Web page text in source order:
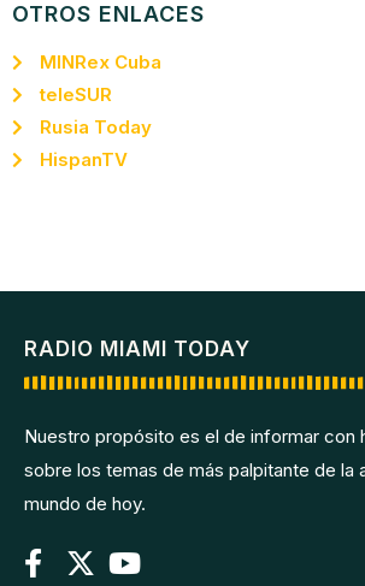
OTROS ENLACES
MINRex Cuba
teleSUR
Rusia Today
HispanTV
RADIO MIAMI TODAY
Nuestro propósito es el de informar con
sobre los temas de más palpitante de la
mundo de hoy.